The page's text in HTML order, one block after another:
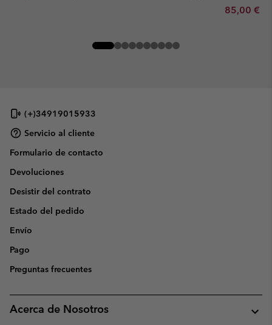
Minimum
85,00 €
(+)34919015933
Servicio al cliente
Formulario de contacto
Devoluciones
Desistir del contrato
Estado del pedido
Envío
Pago
Preguntas frecuentes
Acerca de Nosotros